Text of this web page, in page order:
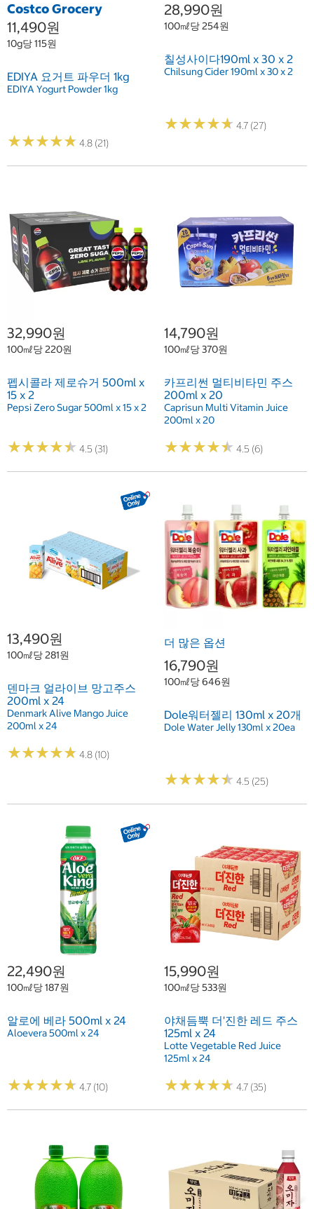
Costco Grocery
11,490원
10g당 115원
EDIYA 요거트 파우더 1kg
EDIYA Yogurt Powder 1kg
★★★★★
★★★★★ 4.8 (21)
28,990원
100㎖당 254원
칠성사이다190ml x 30 x 2
Chilsung Cider 190ml x 30 x 2
★★★★★
★★★★★ 4.7 (27)
32,990원
100㎖당 220원
펩시콜라 제로슈거 500ml x
15 x 2
Pepsi Zero Sugar 500ml x 15 x 2
★★★★★
★★★★★ 4.5 (31)
14,790원
100㎖당 370원
카프리썬 멀티비타민 주스
200ml x 20
Caprisun Multi Vitamin Juice
200ml x 20
★★★★★
★★★★★ 4.5 (6)
13,490원
100㎖당 281원
덴마크 얼라이브 망고주스
200ml x 24
Denmark Alive Mango Juice
200ml x 24
★★★★★
★★★★★ 4.8 (10)
더 많은 옵션
16,790원
100㎖당 646원
Dole워터젤리 130ml x 20개
Dole Water Jelly 130ml x 20ea
★★★★★
★★★★★ 4.5 (25)
22,490원
100㎖당 187원
알로에 베라 500ml x 24
Aloevera 500ml x 24
★★★★★
★★★★★ 4.7 (10)
15,990원
100㎖당 533원
야채듬뿍 더'진한 레드 주스
125ml x 24
Lotte Vegetable Red Juice
125ml x 24
★★★★★
★★★★★ 4.7 (35)